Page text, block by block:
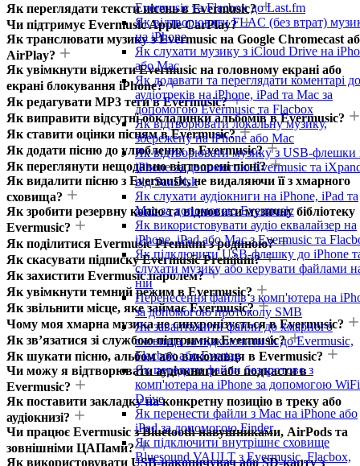
Evermusic та Flacbox до Last.fm
Як відтворювати FLAC (без втрат)
на iPhone
Як слухати музику з iCloud Drive на
або Mac
Як додавати та переглядати коментарі до
аудіотреків на iPhone, iPad та Mac за
допомогою Evermusic та Flacbox
Як відтворювати локальну музику,
збережену на iPhone або Mac
Як відтворювати музику з USB-флешки
iPhone за допомогою Evermusic та
від SanDisk
Як слухати аудіокниги на iPhone, iPad та
Mac за допомогою Evermusic
Як використовувати аудіо еквалайзер на
iPhone, iPad або Mac з Evermusic та
Як підключити USB-флешку до iPhone
слухати музику або керувати файлами
ній
Перенесення файлів з комп'ютера на
за допомогою протоколу SMB
Як завантажити файли до хмарного
сховища та підключити їх до Evermusic,
Flacbox або Evertag
Як передати файли бездротово з
комп'ютера на iPhone за допомогою
Drive
Як перенести файли з Mac на iPhone або
iPad за допомогою Finder
Як підключити внутрішнє сховище
Bluesound VAULT з Evermusic, Flacbox,
Як переглядати тексти пісень в Evermusic?
Чи підтримує Evermusic Apple CarPlay?
Як транслювати музику з Evermusic на Google Chromecast
AirPlay?
Як увімкнути віджети Evermusic на головному екрані або
екрані блокування iPhone?
Як редагувати MP3 теги в Evermusic?
Як виправити відсутні обкладинки альбомів в Evermusic?
Як ставити оцінки пісням в Evermusic?
Як додати пісню до улюблених в Evermusic?
Як переглянути нещодавно відтворені пісні?
Як видалити пісню з Evermusic, не видаляючи її з хмарного
сховища?
Як зробити резервну копію та відновити музичну бібліотеку
Evermusic?
Як поділитися Evermusic Premium з родиною?
Як скасувати підписку Evermusic Premium?
Як захистити Evermusic паролем?
Як увімкнути темний режим в Evermusic?
Як звільнити місце, яке займає Evermusic?
Чому моя хмарна музика не синхронізується в Evermusic?
Як зв’язатися зі службою підтримки Evermusic?
Як шукати пісню, альбом або виконавця в Evermusic?
Чи можу я відтворювати аудіокниги або подкасти в
Evermusic?
Як поставити закладку на конкретну позицію в треку або
аудіокнизі?
Чи працює Evermusic з Bluetooth навушниками, AirPods та
зовнішніми ЦАПами?
Як використовувати USB-накопичувач або SD-карту з